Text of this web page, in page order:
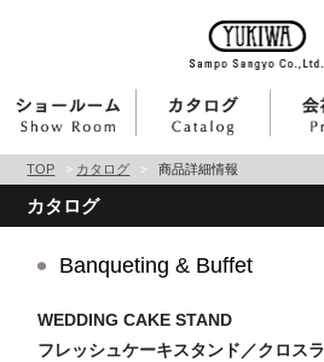
TOP > カタログ > 商品詳細情報
カタログ
Banqueting & Buffet
WEDDING CAKE STAND
フレッシュケーキスタンド／クロス